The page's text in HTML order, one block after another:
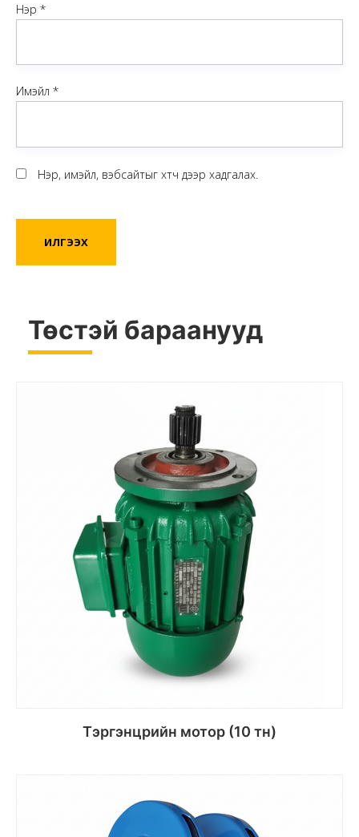
Нэр *
Имэйл *
Нэр, имэйл, вэбсайтыг хөтөч дээр хадгалах.
Төстэй бараанууд
Тэргэнцрийн мотор (10 тн)
Сагсанд хийх